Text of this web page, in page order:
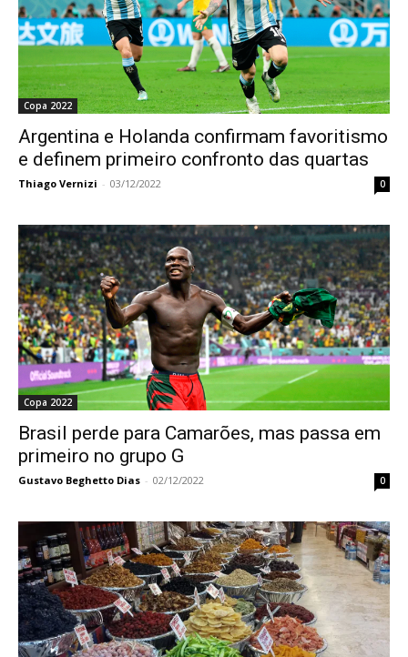
Copa 2022
Argentina e Holanda confirmam favoritismo
e definem primeiro confronto das quartas
Thiago Vernizi - 03/12/2022 0
Copa 2022
Brasil perde para Camarões, mas passa em
primeiro no grupo G
Gustavo Beghetto Dias - 02/12/2022 0